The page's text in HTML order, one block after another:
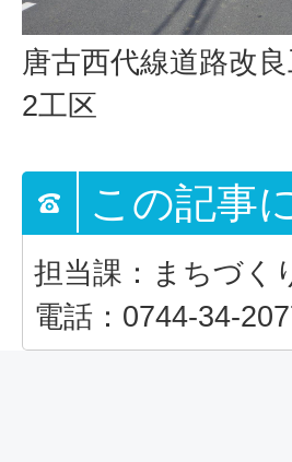
唐古西代線道路改
2工区
この記事
担当課：まちづく
電話：0744-34-